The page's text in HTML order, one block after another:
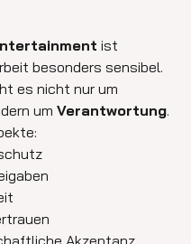
ist
besonders sensibel.
es nicht nur um
um Verantwortung.